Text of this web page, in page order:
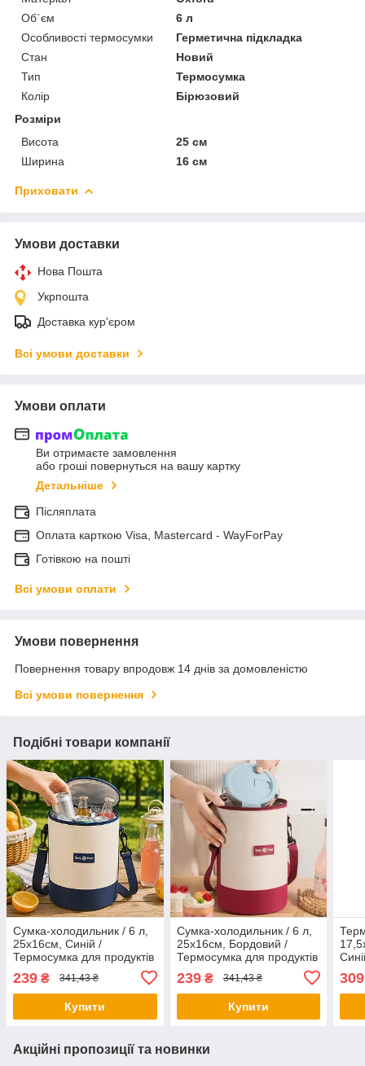
Об`єм
6 л
Особливості термосумки
Герметична підкладка
Стан
Новий
Тип
Термосумка
Колір
Бірюзовий
Розміри
Висота
25 см
Ширина
16 см
Приховати
Умови доставки
Нова Пошта
Укрпошта
Доставка кур'єром
Всі умови доставки
Умови оплати
Ви отримаєте замовлення
або гроші повернуться на вашу картку
Детальніше
Післяплата
Оплата карткою Visa, Mastercard - WayForPay
Готівкою на пошті
Всі умови оплати
Умови повернення
Повернення товару впродовж 14 днів за домовленістю
Всі умови повернення
Подібні товари компанії
Сумка-холодильник / 6 л,
25х16см, Синій /
Термосумка для продуктів
/ Кругла термосумка для
пікніка / Термосумка з
ручками
239 ₴ 341,43 ₴
Купити
Сумка-холодильник / 6 л,
25х16см, Бордовий /
Термосумка для продуктів
/ Кругла термосумка для
пікніка / Термосумка з
ручками
239₴ 341,43 ₴
Купити
для
309
Акційні пропозиції та новинки